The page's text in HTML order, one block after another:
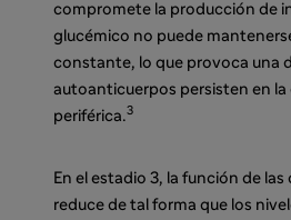
compromete la producción de
glucémico no puede
constante, lo que provoca una
autoanticuerpos persisten en la
periférica.3
En el estadio 3, la función de las
reduce de tal forma que los